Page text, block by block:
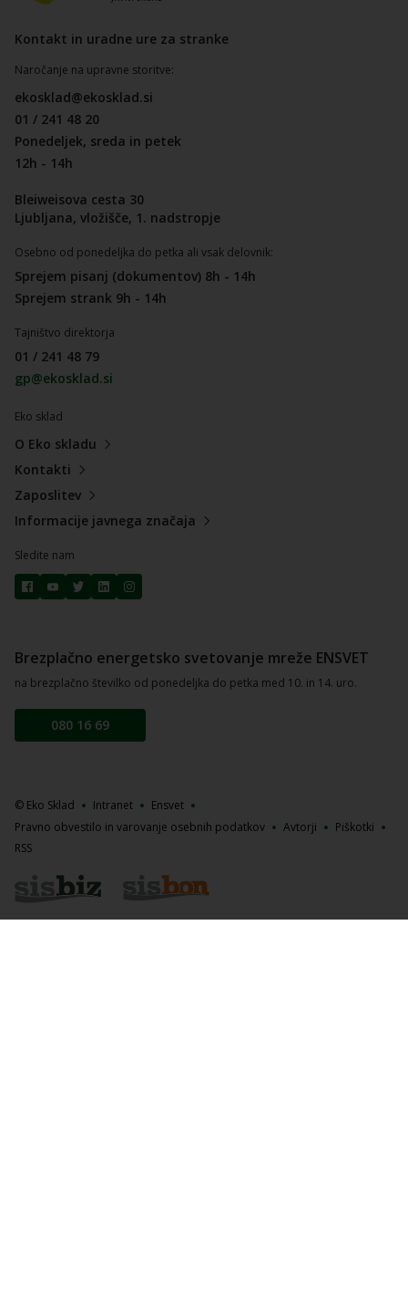
Kontakt in uradne ure za stranke
Naročanje na upravne storitve:
ekosklad@ekosklad.si
01 / 241 48 20
Ponedeljek, sreda in petek
12h - 14h
Bleiweisova cesta 30
Ljubljana, vložišče, 1. nadstropje
Osebno od ponedeljka do petka ali vsak delovnik:
Sprejem pisanj (dokumentov) 8h - 14h
Sprejem strank 9h - 14h
Tajništvo direktorja
01 / 241 48 79
gp@ekosklad.si
Eko sklad
O Eko skladu
Kontakti
Zaposlitev
Informacije javnega značaja
Sledite nam
Brezplačno energetsko svetovanje mreže ENSVET
na brezplačno številko od ponedeljka do petka med 10. in 14. uro.
080 16 69
© Eko Sklad Intranet
Ensvet
Pravno obvestilo in varovanje osebnih podatkov
Avtorji
Piškotki
RSS